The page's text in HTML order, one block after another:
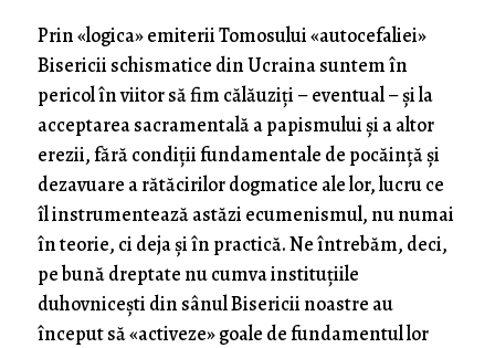
Prin «logica» emiterii Tomosului «autocefaliei»
Bisericii schismatice din Ucraina suntem în
pericol în viitor să fim călăuziți – eventual – și la
acceptarea sacramentală a papismului și a altor
erezii, fără condiții fundamentale de pocăință și
dezavuare a rătăcirilor dogmatice ale lor, lucru ce
îl instrumentează astăzi ecumenismul, nu numai
în teorie, ci deja și în practică. Ne întrebăm, deci,
pe bună dreptate nu cumva instituțiile
duhovnicești din sânul Bisericii noastre au
început să «activeze» goale de fundamentul lor